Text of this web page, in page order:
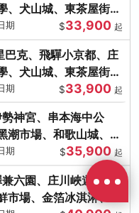
、犬山城、東茶屋街、
期 $33,900 起
克、飛驒小京都、庄
、犬山城、東茶屋街、
期 $33,900 起
神宮、串本海中公
潮市場、和歌山城、伊
期 $35,900 起
六園、庄川峽遊船、
場、金箔冰淇淋、鰻